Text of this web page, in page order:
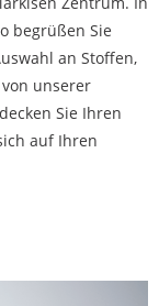
begrüßen Sie
an Stoffen,
unserer
Sie Ihren
auf Ihren